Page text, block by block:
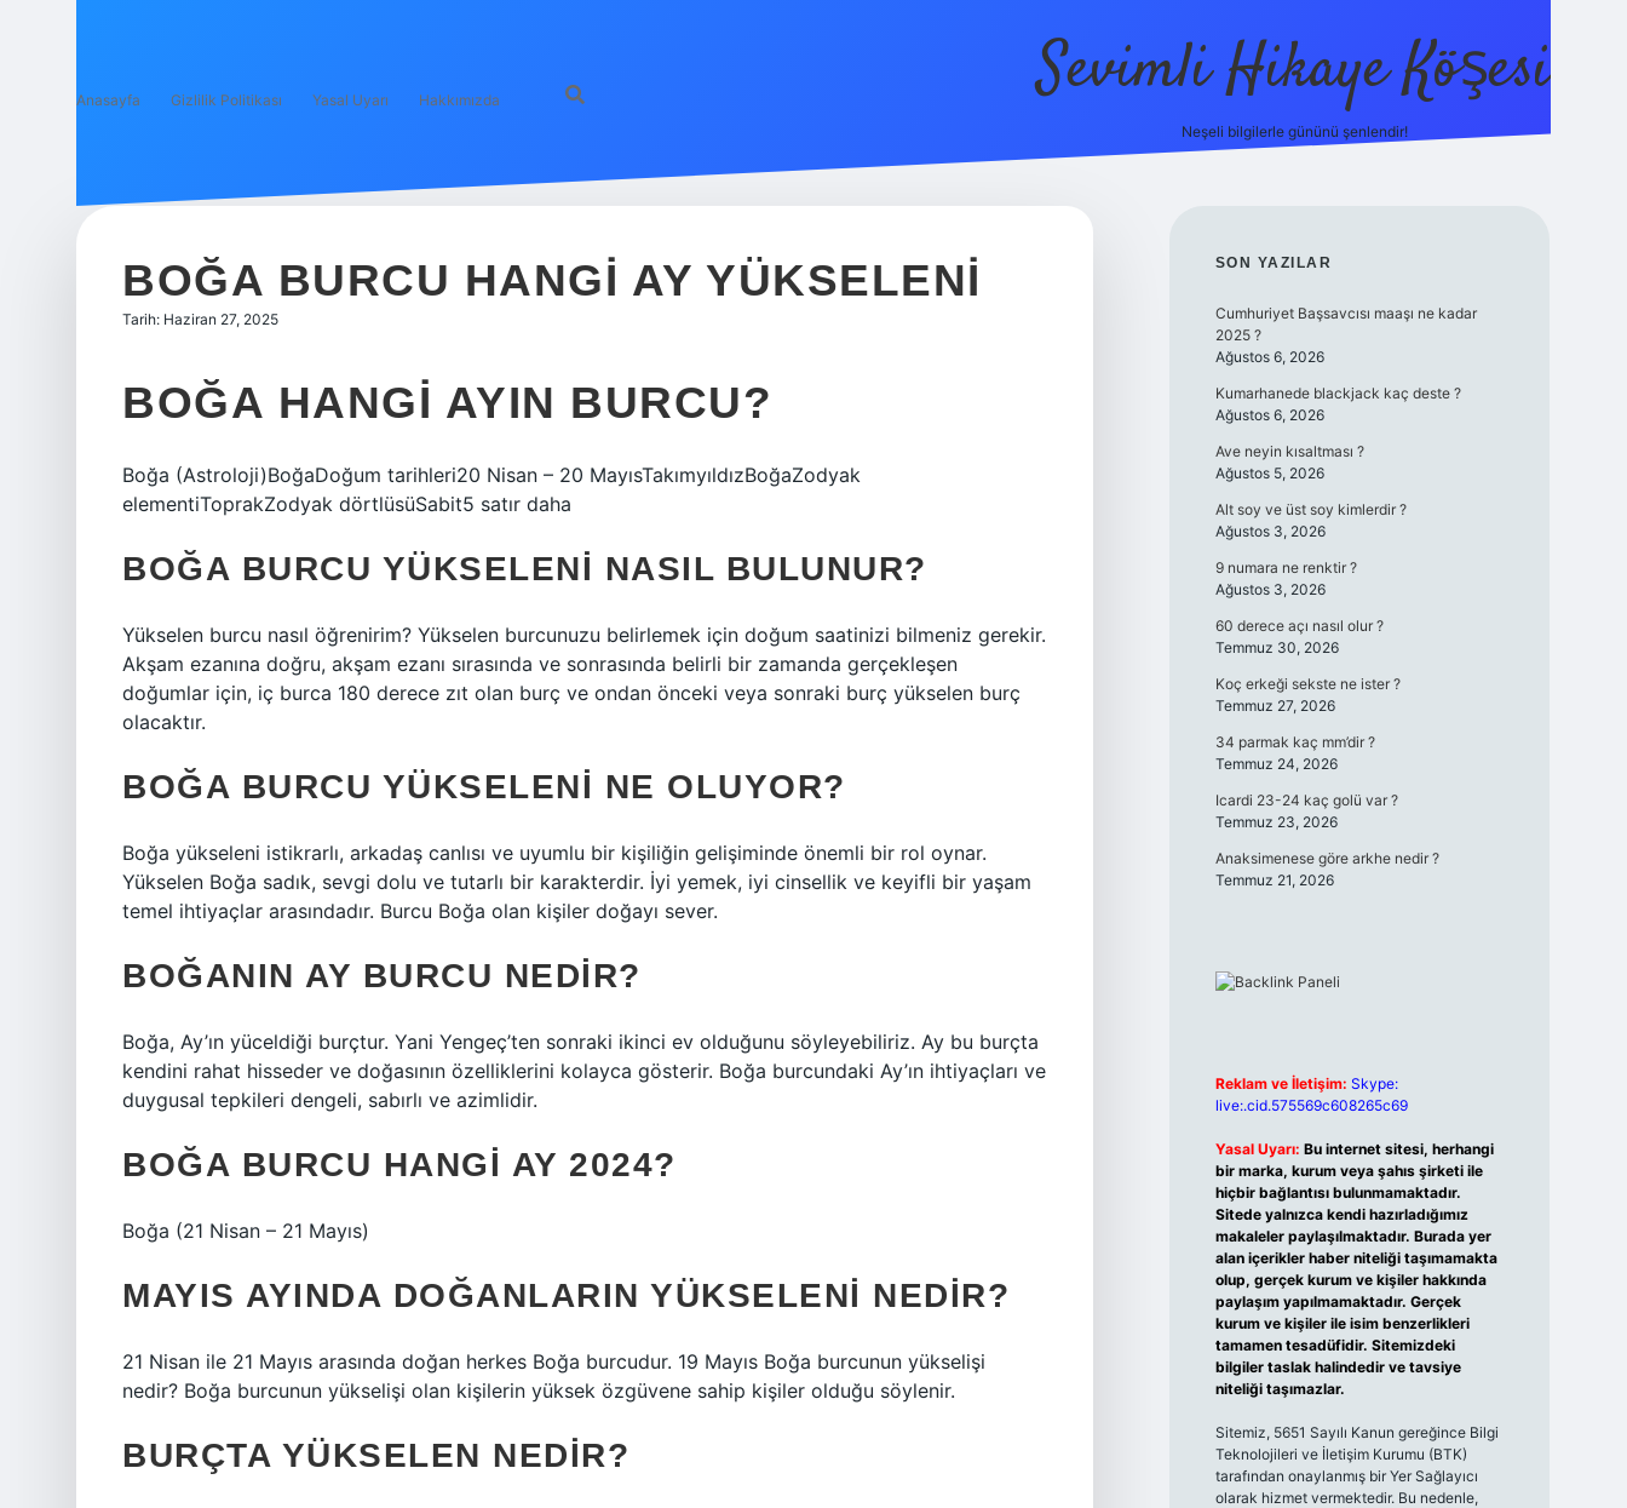
Anasayfa Gizlilik Politikası Yasal Uyarı Hakkımızda Sevimli Hikaye Köşesi
Neşeli bilgilerle gününü şenlendir!
BOĞA BURCU HANGI AY YÜKSELENI
Tarih: Haziran 27, 2025
BOĞA HANGI AYIN BURCU?
Boğa (Astroloji)BoğaDoğum tarihleri20 Nisan – 20 MayısTakımyıldızBoğaZodyak
elementiToprakZodyak dörtlüsüSabit5 satır daha
BOĞA BURCU YÜKSELENI NASIL BULUNUR?
Yükselen burcu nasıl öğrenirim? Yükselen burcunuzu belirlemek için doğum saatinizi bilmeniz gerekir.
Akşam ezanına doğru, akşam ezanı sırasında ve sonrasında belirli bir zamanda gerçekleşen
doğumlar için, iç burca 180 derece zıt olan burç ve ondan önceki veya sonraki burç yükselen burç
olacaktır.
BOĞA BURCU YÜKSELENI NE OLUYOR?
Boğa yükseleni istikrarlı, arkadaş canlısı ve uyumlu bir kişiliğin gelişiminde önemli bir rol oynar.
Yükselen Boğa sadık, sevgi dolu ve tutarlı bir karakterdir. İyi yemek, iyi cinsellik ve keyifli bir yaşam
temel ihtiyaçlar arasındadır. Burcu Boğa olan kişiler doğayı sever.
BOĞANIN AY BURCU NEDIR?
Boğa, Ay’ın yüceldiği burçtur. Yani Yengeç’ten sonraki ikinci ev olduğunu söyleyebiliriz. Ay bu burçta
kendini rahat hisseder ve doğasının özelliklerini kolayca gösterir. Boğa burcundaki Ay’ın ihtiyaçları ve
duygusal tepkileri dengeli, sabırlı ve azimlidir.
BOĞA BURCU HANGI AY 2024?
Boğa (21 Nisan – 21 Mayıs)
MAYIS AYINDA DOĞANLARIN YÜKSELENI NEDIR?
21 Nisan ile 21 Mayıs arasında doğan herkes Boğa burcudur. 19 Mayıs Boğa burcunun yükselişi
nedir? Boğa burcunun yükselişi olan kişilerin yüksek özgüvene sahip kişiler olduğu söylenir.
BURÇTA YÜKSELEN NEDIR?
SIDEBAR
SON YAZILAR
Cumhuriyet Başsavcısı maaşı ne kadar
2025 ?
Ağustos 6, 2026
Kumarhanede blackjack kaç deste ?
Ağustos 6, 2026
Ave neyin kısaltması ?
Ağustos 5, 2026
Alt soy ve üst soy kimlerdir ?
Ağustos 3, 2026
9 numara ne renktir ?
Ağustos 3, 2026
60 derece açı nasıl olur ?
Temmuz 30, 2026
Koç erkeği sekste ne ister ?
Temmuz 27, 2026
34 parmak kaç mm’dir ?
Temmuz 24, 2026
Icardi 23-24 kaç golü var ?
Temmuz 23, 2026
Anaksimenese göre arkhe nedir ?
Temmuz 21, 2026
Reklam ve İletişim: Skype:
live:.cid.575569c608265c69
Yasal Uyarı: Bu internet sitesi, herhangi
bir marka, kurum veya şahıs şirketi ile
hiçbir bağlantısı bulunmamaktadır.
Sitede yalnızca kendi hazırladığımız
makaleler paylaşılmaktadır. Burada yer
alan içerikler haber niteliği taşımamakta
olup, gerçek kurum ve kişiler hakkında
paylaşım yapılmamaktadır. Gerçek
kurum ve kişiler ile isim benzerlikleri
tamamen tesadüfidir. Sitemizdeki
bilgiler taslak halindedir ve tavsiye
niteliği taşımazlar.
Sitemiz, 5651 Sayılı Kanun gereğince Bilgi
Teknolojileri ve İletişim Kurumu (BTK)
tarafından onaylanmış bir Yer Sağlayıcı
olarak hizmet vermektedir. Bu nedenle,